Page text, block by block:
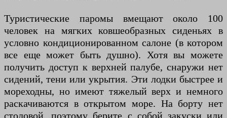
Туристические паромы вмещают около 100
человек на мягких ковшеобразных сиденьях в
условно кондиционированном салоне (в котором
все еще может быть душно). Хотя вы можете
получить доступ к верхней палубе, снаружи нет
сидений, тени или укрытия. Эти лодки быстрее и
мореходны, но имеют тяжелый верх и немного
раскачиваются в открытом море. На борту нет
столовой, поэтому берите с собой закуски или